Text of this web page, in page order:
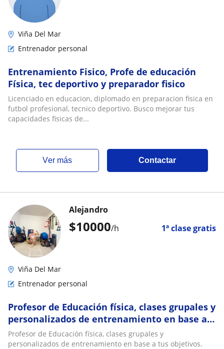
Viña Del Mar
Entrenador personal
Entrenamiento Fisico, Profe de educación
Física, tec deportivo y preparador fisico
Licenciado en educacion, diplomado en preparacion fisica en
futbol profesional, tecnico deportivo. Busco mejorar tus
capacidades fisicas de...
ver más Contactar
$10000/h 1ª clase gratis
Alejandro
Viña Del Mar
Entrenador personal
Profesor de Educación física, clases grupales y
personalizados de entrenamiento en base a
tus objetivos
Profesor de Educación física, clases grupales y
personalizados de entrenamiento en base a tus objetivos.